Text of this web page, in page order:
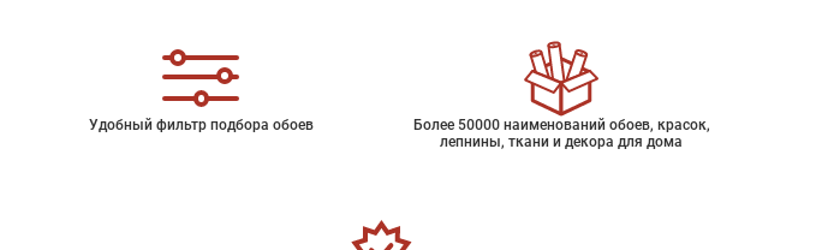
Удобный фильтр подбора обоев
Более 50000 наименований обоев, красок,
лепнины, ткани и декора для дома